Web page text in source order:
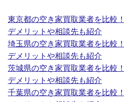
東京都の空き家買取業者を比較
デメリットや相談先も紹介
埼玉県の空き家買取業者を比較
デメリットや相談先も紹介
茨城県の空き家買取業者を比較
デメリットや相談先も紹介
千葉県の空き家買取業者を比較